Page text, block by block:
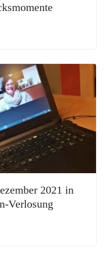
2021 in
Verlosung